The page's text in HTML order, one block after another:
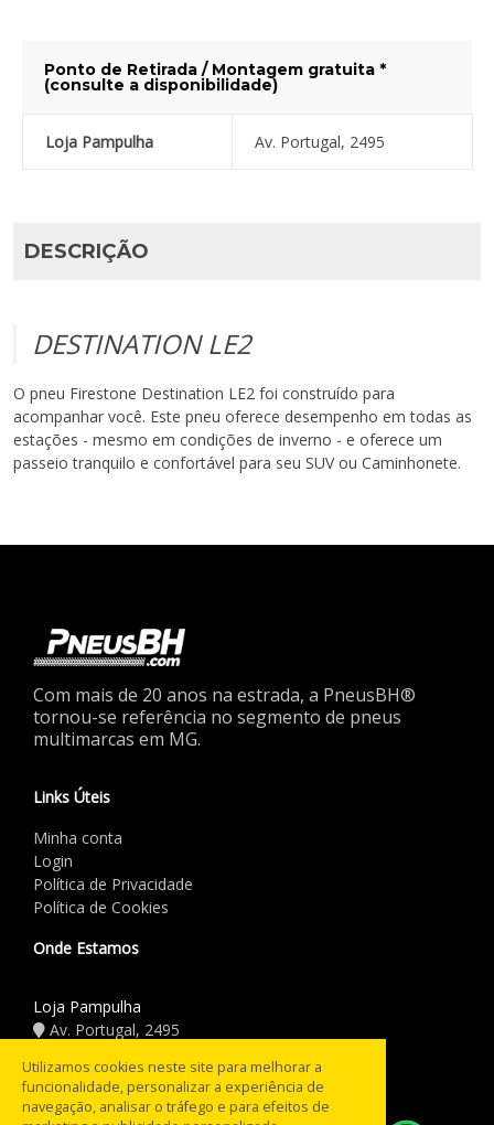
Ponto de Retirada / Montagem gratuita *
(consulte a disponibilidade)
Loja Pampulha Av. Portugal, 2495
DESCRIÇÃO
DESTINATION LE2
O pneu Firestone Destination LE2 foi construído para
acompanhar você. Este pneu oferece desempenho em todas as
estações - mesmo em condições de inverno - e oferece um
passeio tranquilo e confortável para seu SUV ou Caminhonete.
Com mais de 20 anos na estrada, a PneusBH®
tornou-se referência no segmento de pneus
multimarcas em MG.
Links Úteis
Minha conta
Login
Política de Privacidade
Política de Cookies
Onde Estamos
Loja Pampulha
Av. Portugal, 2495
Horário de Funcionamento
Utilizamos cookies neste site para melhorar a
funcionalidade, personalizar a experiência de
navegação, analisar o tráfego e para efeitos de